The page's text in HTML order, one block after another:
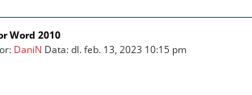
Word 2010
DaniN Data: dl. feb. 13, 2023 10:15 pm